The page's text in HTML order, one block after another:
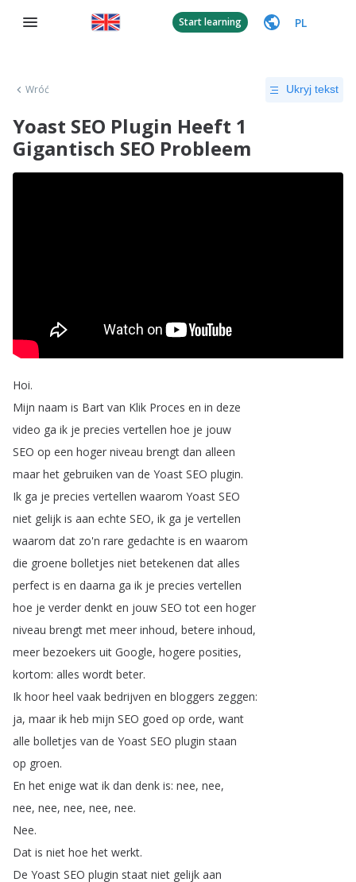
Start learning PL
Wróć Ukryj tekst
Yoast SEO Plugin Heeft 1
Gigantisch SEO Probleem
Hoi.
Mijn naam is Bart van Klik Proces en in deze
video ga ik je precies vertellen hoe je jouw
SEO op een hoger niveau brengt dan alleen
maar het gebruiken van de Yoast SEO plugin.
Ik ga je precies vertellen waarom Yoast SEO
niet gelijk is aan echte SEO, ik ga je vertellen
waarom dat zo'n rare gedachte is en waarom
die groene bolletjes niet betekenen dat alles
perfect is en daarna ga ik je precies vertellen
hoe je verder denkt en jouw SEO tot een hoger
niveau brengt met meer inhoud, betere inhoud,
meer bezoekers uit Google, hogere posities,
kortom: alles wordt beter.
Ik hoor heel vaak bedrijven en bloggers zeggen:
ja, maar ik heb mijn SEO goed op orde, want
alle bolletjes van de Yoast SEO plugin staan
op groen.
En het enige wat ik dan denk is: nee, nee,
nee, nee, nee, nee, nee.
Nee.
Dat is niet hoe het werkt.
De Yoast SEO plugin staat niet gelijk aan